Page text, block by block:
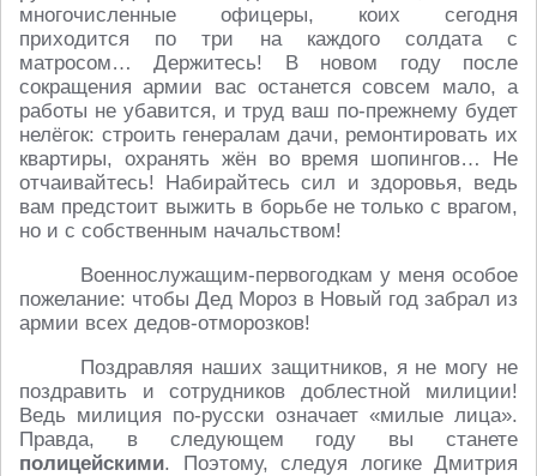
многочисленные офицеры, коих сегодня
приходится по три на каждого солдата с
матросом… Держитесь! В новом году после
сокращения армии вас останется совсем мало, а
работы не убавится, и труд ваш по-прежнему будет
нелёгок: строить генералам дачи, ремонтировать их
квартиры, охранять жён во время шопингов… Не
отчаивайтесь! Набирайтесь сил и здоровья, ведь
вам предстоит выжить в борьбе не только с врагом,
но и с собственным начальством!
Военнослужащим-первогодкам у меня особое
пожелание: чтобы Дед Мороз в Новый год забрал из
армии всех дедов-отморозков!
Поздравляя наших защитников, я не могу не
поздравить и сотрудников доблестной милиции!
Ведь милиция по-русски означает «милые лица».
Правда, в следующем году вы станете
полицейскими. Поэтому, следуя логике Дмитрия